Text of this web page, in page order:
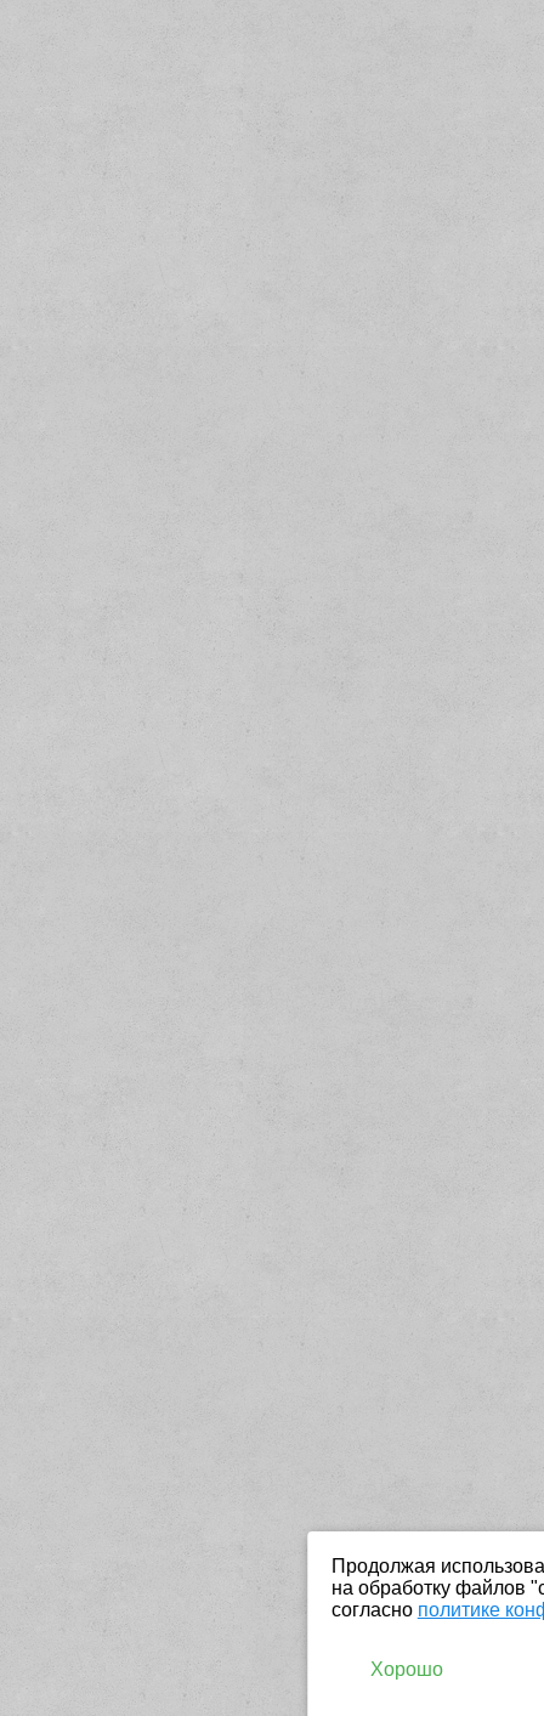
Продолжая
на обработку файлов
согласно политике
Хорошо